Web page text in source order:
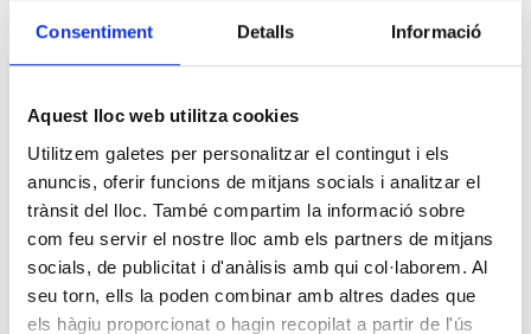
Consentiment Detalls Informació
Aquest lloc web utilitza cookies
Utilitzem galetes per personalitzar el contingut i els
anuncis, oferir funcions de mitjans socials i analitzar el
trànsit del lloc. També compartim la informació sobre
com feu servir el nostre lloc amb els partners de mitjans
socials, de publicitat i d'anàlisis amb qui col·laborem. Al
seu torn, ells la poden combinar amb altres dades que
els hàgiu proporcionat o hagin recopilat a partir de l'ús